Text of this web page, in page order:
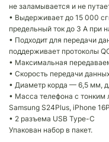
не заламывается и не
• Выдерживает до 15 000
предельный ток до 3 А при
• Подходит для передачи
поддерживает протоколы
• Максимальная
• Скорость передачи
• Диаметр корда — 6,5 мм,
• Масса телефона с тонким
Samsung S24Plus, iPhone
• 2 разъема USB Type-C
Упакован набор в пакет.